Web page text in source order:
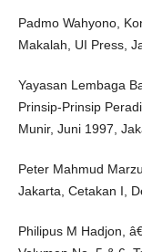
Padmo Wahyono,
Makalah, UI Press,
Yayasan Lembaga
Prinsip-Prinsip
Munir, Juni 1997,
Peter Mahmud
Jakarta, Cetakan I,
Philipus M Hadjon,